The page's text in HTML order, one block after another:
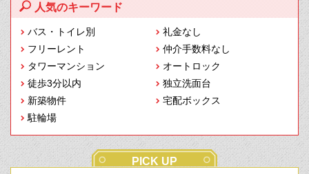
人気のキーワード
バス・トイレ別
礼金なし
フリーレント
仲介手数料なし
タワーマンション
オートロック
徒歩3分以内
独立洗面台
新築物件
宅配ボックス
駐輪場
PICK UP